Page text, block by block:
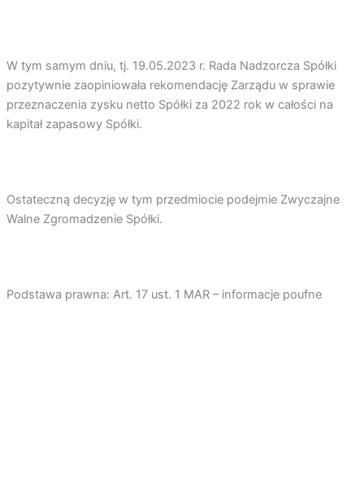
W tym samym dniu, tj. 19.05.2023 r. Rada Nadzorcza Spółki
pozytywnie zaopiniowała rekomendację Zarządu w sprawie
przeznaczenia zysku netto Spółki za 2022 rok w całości na
kapitał zapasowy Spółki.
Ostateczną decyzję w tym przedmiocie podejmie Zwyczajne
Walne Zgromadzenie Spółki.
Podstawa prawna: Art. 17 ust. 1 MAR – informacje poufne